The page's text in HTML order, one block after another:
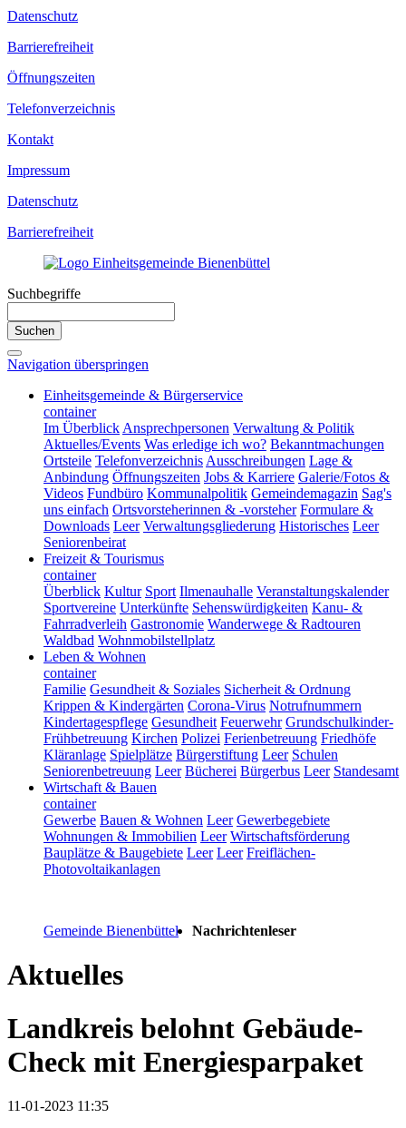
Datenschutz
Barrierefreiheit
Öffnungszeiten
Telefonverzeichnis
Kontakt
Impressum
Datenschutz
Barrierefreiheit
Suchbegriffe
Suchen
Navigation überspringen
Einheitsgemeinde & Bürgerservice
container
Im Überblick Ansprechpersonen Verwaltung & Politik
Aktuelles/Events Was erledige ich wo? Bekanntmachungen
Ortsteile Telefonverzeichnis Ausschreibungen Lage &
Anbindung Öffnungszeiten Jobs & Karriere Galerie/Fotos &
Videos Fundbüro Kommunalpolitik Gemeindemagazin Sag's
uns einfach Ortsvorsteherinnen & -vorsteher Formulare &
Downloads Leer Verwaltungsgliederung Historisches Leer
Seniorenbeirat
Freizeit & Tourismus
container
Überblick Kultur Sport Ilmenauhalle Veranstaltungskalender
Sportvereine Unterkünfte Sehenswürdigkeiten Kanu- &
Fahrradverleih Gastronomie Wanderwege & Radtouren
Waldbad Wohnmobilstellplatz
Leben & Wohnen
container
Familie Gesundheit & Soziales Sicherheit & Ordnung
Krippen & Kindergärten Corona-Virus Notrufnummern
Kindertagespflege Gesundheit Feuerwehr Grundschulkinder-
Frühbetreuung Kirchen Polizei Ferienbetreuung Friedhöfe
Kläranlage Spielplätze Bürgerstiftung Leer Schulen
Seniorenbetreuung Leer Bücherei Bürgerbus Leer Standesamt
Wirtschaft & Bauen
container
Gewerbe Bauen & Wohnen Leer Gewerbegebiete
Wohnungen & Immobilien Leer Wirtschaftsförderung
Bauplätze & Baugebiete Leer Leer Freiflächen-
Photovoltaikanlagen
Gemeinde Bienenbüttel Nachrichtenleser
Aktuelles
Landkreis belohnt Gebäude-
Check mit Energiesparpaket
11-01-2023 11:35